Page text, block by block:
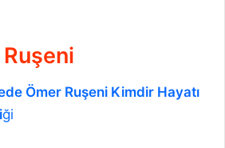
Ömer Ruşeni Kimdir Hayatı
ği